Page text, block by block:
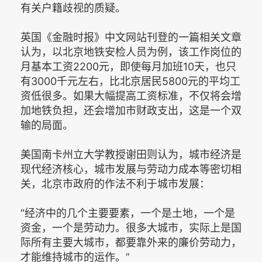
有关户籍歧视的质疑。
英国《金融时报》中文网站刊登的一篇相关文章
认为，以北京地铁安检人员为例，该工作岗位的
月基本工资2200元，即使每月加班10天，也只
有3000千元左右，比北京居民5800元的平均工
资低很多。如果大幅提高工资标准，不仅将会增
加地铁负担，还会增加市财政支出，这是一个双
输的局面。
美国南卡州立大学教授谢田则认为，城市经济是
现代经济核心，城市发展与劳动力成本等密切相
关，北京市政府的作法不利于城市发展：
“经济中的几个主要要素，一个是土地，一个是
资金，一个是劳动力。很多大城市，实际上是国
际所有主要大城市，都要靠外来的廉价劳动力，
才能维持城市的运作。”